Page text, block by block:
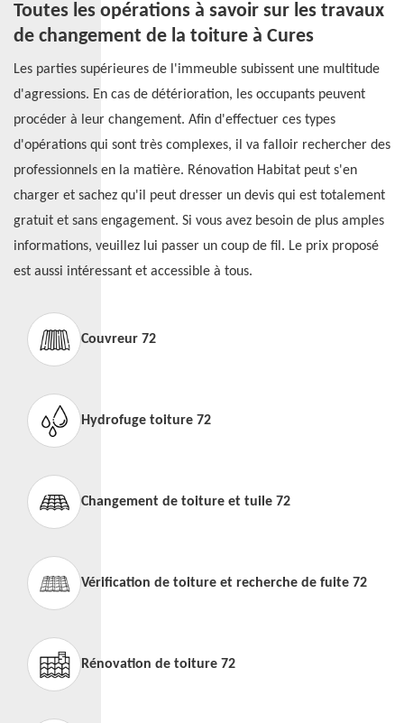
Toutes les opérations à savoir sur les travaux
de changement de la toiture à Cures
Les parties supérieures de l'immeuble subissent une multitude
d'agressions. En cas de détérioration, les occupants peuvent
procéder à leur changement. Afin d'effectuer ces types
d'opérations qui sont très complexes, il va falloir rechercher des
professionnels en la matière. Rénovation Habitat peut s'en
charger et sachez qu'il peut dresser un devis qui est totalement
gratuit et sans engagement. Si vous avez besoin de plus amples
informations, veuillez lui passer un coup de fil. Le prix proposé
est aussi intéressant et accessible à tous.
Couvreur 72
Hydrofuge toiture 72
Changement de toiture et tuile 72
Vérification de toiture et recherche de fuite 72
Rénovation de toiture 72